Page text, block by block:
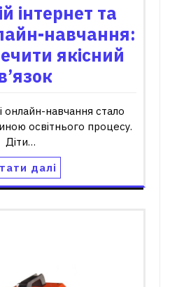
інтернет та
навчання:
якісний
онлайн-навчання стало
освітнього процесу.
Діти…
далі